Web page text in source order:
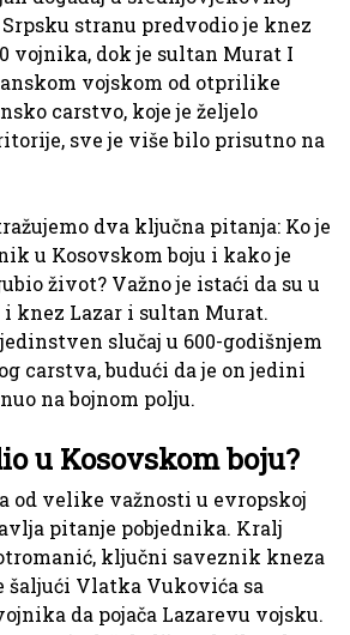
stranu predvodio je knez
vojnika, dok je sultan Murat I
vojskom od otprilike
carstvo, koje je željelo
sve je više bilo prisutno na
dva ključna pitanja: Ko je
u Kosovskom boju i kako je
život? Važno je istaći da su u
knez Lazar i sultan Murat.
slučaj u 600-godišnjem
carstva, budući da je on jedini
na bojnom polju.
u Kosovskom boju?
od velike važnosti u evropskoj
pitanje pobjednika. Kralj
ključni saveznik kneza
šaljući Vlatka Vukovića sa
da pojača Lazarevu vojsku.